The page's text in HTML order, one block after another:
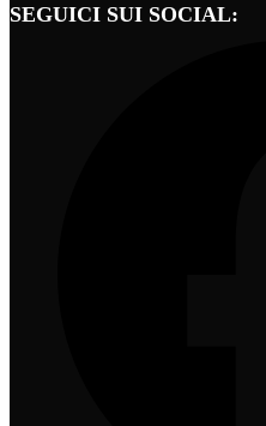
SEGUICI SUI SOCIAL: